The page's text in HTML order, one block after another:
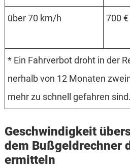
über 70 km/h 700 €
* Ein Fahr­verbot droht in der
ner­halb von 12 Mo­na­ten
mehr zu schnell ge­fah­ren sind.
Geschwindigkeit
dem Bußgeldrechner
ermitteln